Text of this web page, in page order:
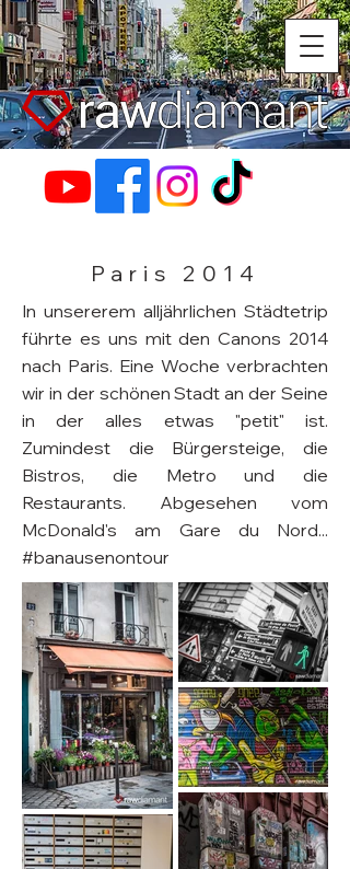
Paris 2014
In unsererem alljährlichen Städtetrip
führte es uns mit den Canons 2014
nach Paris. Eine Woche verbrachten
wir in der schönen Stadt an der Seine
in der alles etwas "petit" ist.
Zumindest die Bürgersteige, die
Bistros, die Metro und die
Restaurants. Abgesehen vom
McDonald's am Gare du Nord...
#banausenontour